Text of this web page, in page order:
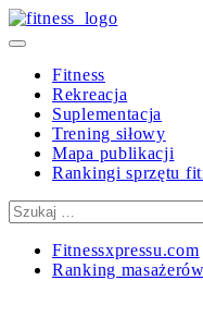
Skip
to
Primary
Fitness
Rekreacja
Suplementacja
Trening siłowy
Mapa publikacji
Rankingi sprzętu
Szukaj:
Fitnessxpressu.com
Ranking